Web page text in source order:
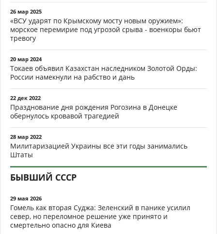
26 мар 2025
«ВСУ ударят по Крымскому мосту новым оружием»:
морское перемирие под угрозой срыва - военкоры бьют
тревогу
20 мар 2024
Токаев объявил Казахстан наследником Золотой Орды:
России намекнули на рабство и дань
22 дек 2022
Празднование дня рождения Рогозина в Донецке
обернулось кровавой трагедией
28 мар 2022
Милитаризацией Украины все эти годы занимались
Штаты
БЫВШИЙ СССР
29 мая 2026
Гомель как вторая Суджа: Зеленский в панике усилил
север, но переломное решение уже принято и
смертельно опасно для Киева